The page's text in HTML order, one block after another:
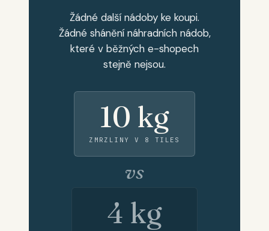
Žádné další nádoby ke koupi.
Žádné shánění náhradních nádob,
které v běžných e-shopech
stejně nejsou.
10 kg
ZMRZLINY V 8 TILES
vs
4 kg